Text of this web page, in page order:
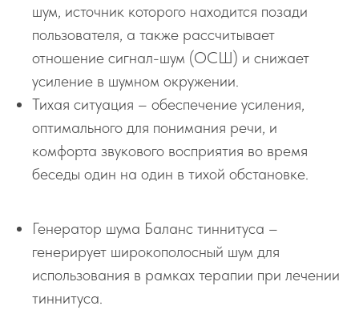
шум, источник которого находится позади
пользователя, а также рассчитывает
отношение сигнал-шум (ОСШ) и снижает
усиление в шумном окружении.
Тихая ситуация – обеспечение усиления,
оптимального для понимания речи, и
комфорта звукового восприятия во время
беседы один на один в тихой обстановке.
Генератор шума Баланс тиннитуса –
генерирует широкополосный шум для
использования в рамках терапии при лечении
тиннитуса.